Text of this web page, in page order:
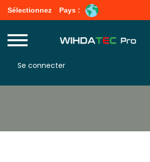
Sélectionnez Pays :
Se connecter